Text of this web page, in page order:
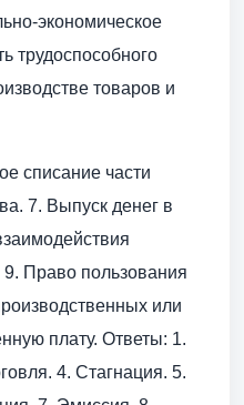
экономическое
трудоспособного
товаров и
списание части
7. Выпуск денег в
9. Право пользования
или
плату. Ответы: 1.
4. Стагнация. 5.